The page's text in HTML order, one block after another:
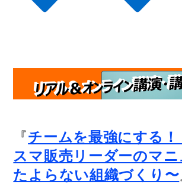
『チームを最強にする
スマ販売リーダーのマニ
たよらない組織づくり〜